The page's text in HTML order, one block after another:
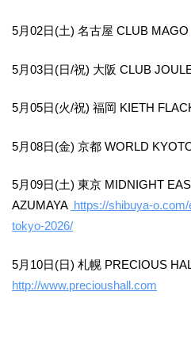
5月02日(土) 名古屋 CLUB
5月03日(日/祝) 大阪 CLUB
5月05日(火/祝) 福岡 KIETH
5月08日(金) 京都 WORLD
5月09日(土) 東京 MIDNIGHT
AZUMAYA https://shibuya-
tokyo-2026/
5月10日(日) 札幌 PRECIOUS
http://www.precioushall.com